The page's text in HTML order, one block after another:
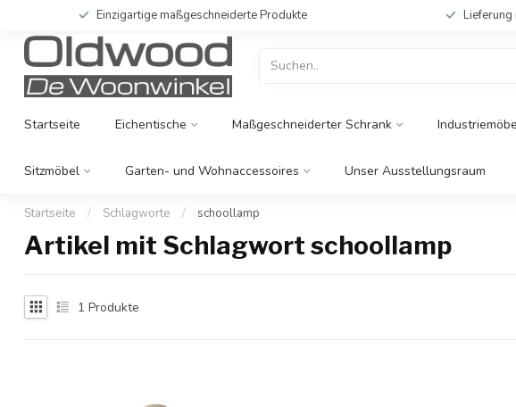
Einzigartige maßgeschneiderte Produkte Lieferung
Startseite Eichentische Maßgeschneiderter Schrank
Sitzmöbel Garten- und Wohnaccessoires Unser Ausstellungsraum
Startseite / Schlagworte / schoollamp
Artikel mit Schlagwort schoollamp
1 Produkte